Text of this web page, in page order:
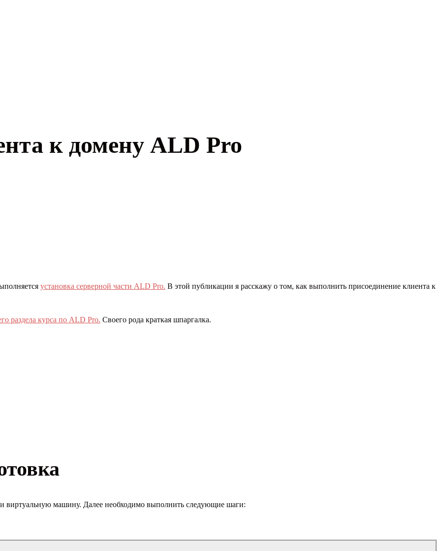
к домену ALD Pro
установка серверной части ALD Pro. В этой публикации я расскажу о том, как выполнить присоединение клиента к
раздела курса по ALD Pro. Своего рода краткая шпаргалка.
виртуальную машину. Далее необходимо выполнить следующие шаги: